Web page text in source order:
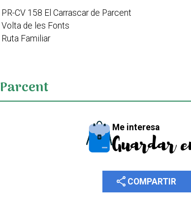
PR-CV 158 El Carrascar de Parcent
Volta de les Fonts
Ruta Familiar
Parcent
Me interesa
Guardar
share COMPARTIR